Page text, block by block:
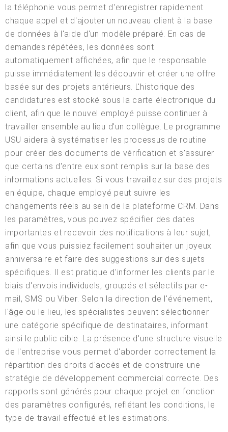
la téléphonie vous permet d'enregistrer rapidement
chaque appel et d'ajouter un nouveau client à la base
de données à l'aide d'un modèle préparé. En cas de
demandes répétées, les données sont
automatiquement affichées, afin que le responsable
puisse immédiatement les découvrir et créer une offre
basée sur des projets antérieurs. L'historique des
candidatures est stocké sous la carte électronique du
client, afin que le nouvel employé puisse continuer à
travailler ensemble au lieu d'un collègue. Le programme
USU aidera à systématiser les processus de routine
pour créer des documents de vérification et s'assurer
que certains d'entre eux sont remplis sur la base des
informations actuelles. Si vous travaillez sur des projets
en équipe, chaque employé peut suivre les
changements réels au sein de la plateforme CRM. Dans
les paramètres, vous pouvez spécifier des dates
importantes et recevoir des notifications à leur sujet,
afin que vous puissiez facilement souhaiter un joyeux
anniversaire et faire des suggestions sur des sujets
spécifiques. Il est pratique d'informer les clients par le
biais d'envois individuels, groupés et sélectifs par e-
mail, SMS ou Viber. Selon la direction de l'événement,
l'âge ou le lieu, les spécialistes peuvent sélectionner
une catégorie spécifique de destinataires, informant
ainsi le public cible. La présence d'une structure visuelle
de l'entreprise vous permet d'aborder correctement la
répartition des droits d'accès et de construire une
stratégie de développement commercial correcte. Des
rapports sont générés pour chaque projet en fonction
des paramètres configurés, reflétant les conditions, le
type de travail effectué et les estimations.